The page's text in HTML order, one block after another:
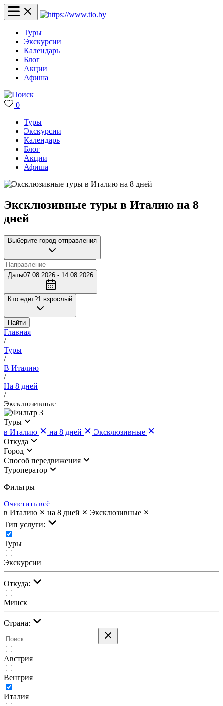
Туры
Экскурсии
Календарь
Блог
Акции
Афиша
0
Туры
Экскурсии
Календарь
Блог
Акции
Афиша
Эксклюзивные туры в Италию на 8
дней
Выберите город отправления
Даты07.08.2026 - 14.08.2026
Кто едет?1 взрослый
Найти
Главная
/
Туры
/
В Италию
/
На 8 дней
/
Эксклюзивные
3
Туры
в Италию
на 8 дней
Эксклюзивные
Откуда
Город
Cпособ передвижения
Туроператор
Фильтры
Очистить всё
в Италию
на 8 дней
Эксклюзивные
Тип услуги:
Туры
Экскурсии
Откуда:
Минск
Страна:
Австрия
Венгрия
Италия